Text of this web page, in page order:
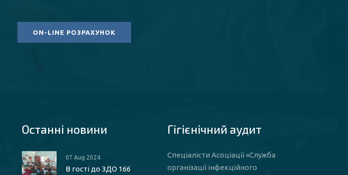
ON-LINE РОЗРАХУНОК
Останні новини
07 Aug 2024
В гості до ЗДО 166
Гігієнічний аудит
Спеціалісти Асоціації «Служба
організації інфекційного